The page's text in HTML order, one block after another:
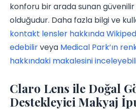
konforu bir arada sunan
olduğudur. Daha fazla bilgi ve
kontakt lensler hakkında
edebilirveya Medical Park’ın
hakkındaki makalesini
Claro Lens ile Doğal
Destekleyici Makyaj